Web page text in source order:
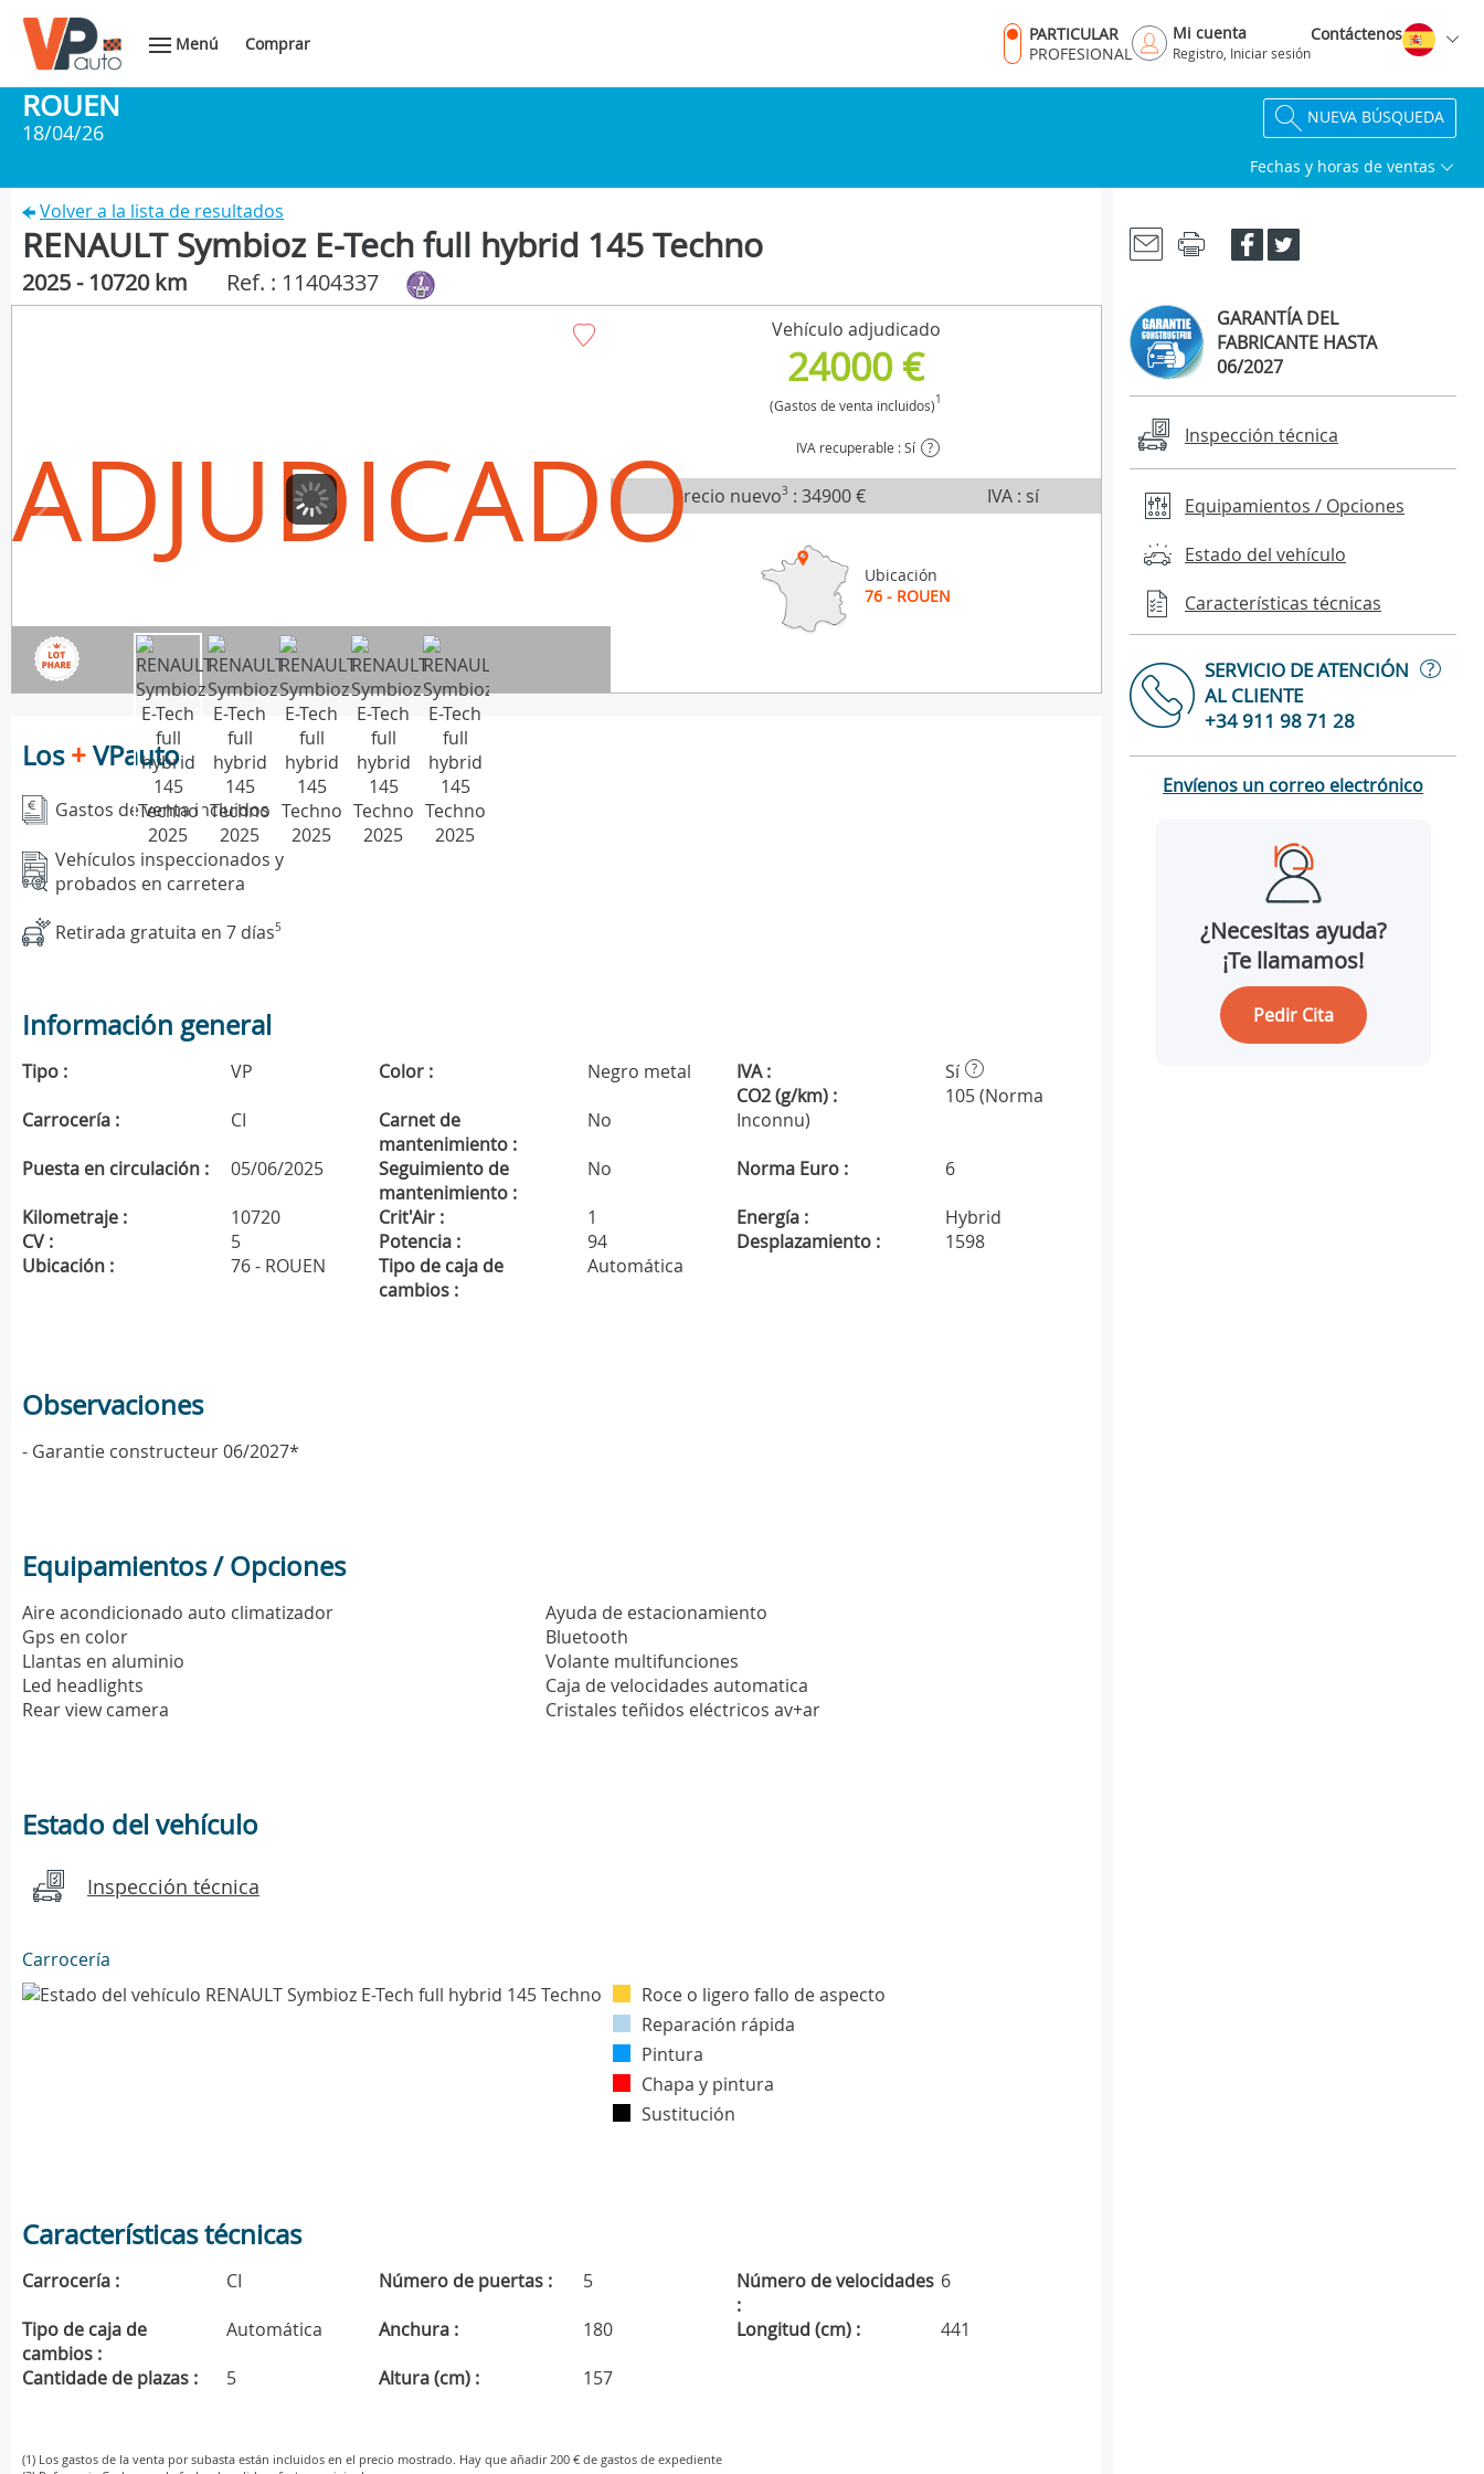
Menú Comprar
PARTICULAR
PROFESIONAL
Mi cuenta
Registro, Iniciar sesión
Contáctenos
ROUEN
18/04/26
NUEVA BÚSQUEDA
Fechas y horas de ventas
Volver a la lista de resultados
RENAULT Symbioz E-Tech full hybrid 145 Techno
2025 - 10720 km Ref. : 11404337
ADJUDICADO
Vehículo adjudicado
24000 €
(Gastos de venta incluidos)1
IVA recuperable : Sí ?
Precio nuevo3 :34900 € IVA : sí
Ubicación
76 - ROUEN
Los+VPauto
Gastos de venta incluidos
Vehículos inspeccionados y
probados en carretera
Retirada gratuita en 7 días5
Información general
Tipo : VP Color : Negro metal IVA : Sí ?
Carrocería : CI
Carnet de
mantenimiento :
No
CO2 (g/km) :
105 (Norma
Inconnu)
Puesta en circulación :
05/06/2025
Seguimiento de
mantenimiento :
No Norma Euro :
6
Kilometraje :
10720 Crit'Air : 1 Energía :
Hybrid
CV :
5 Potencia : 94 Desplazamiento :
1598
Ubicación :
76 - ROUEN
Tipo de caja de
cambios :
Automática
Observaciones
- Garantie constructeur 06/2027*
Equipamientos / Opciones
Aire acondicionado auto climatizador
Gps en color
Llantas en aluminio
Led headlights
Rear view camera
Ayuda de estacionamiento
Bluetooth
Volante multifunciones
Caja de velocidades automatica
Cristales teñidos eléctricos av+ar
Estado del vehículo
Inspección técnica
Carrocería
Roce o ligero fallo de aspecto
Reparación rápida
Pintura
Chapa y pintura
Sustitución
Características técnicas
Carrocería : CI Número de puertas : 5
Número de velocidades
:
6
Tipo de caja de
cambios :
Automática Anchura : 180 Longitud (cm) :
441
Cantidade de plazas :
5 Altura (cm) : 157
(1) Los gastos de la venta por subasta están incluidos en el precio mostrado. Hay que añadir 200 € de gastos de expediente
GARANTÍA DEL
FABRICANTE HASTA
06/2027
Inspección técnica
Equipamientos / Opciones
Estado del vehículo
Características técnicas
SERVICIO DE ATENCIÓN
AL CLIENTE
?
+34 911 98 71 28
Envíenos un correo electrónico
¿Necesitas ayuda?
¡Te llamamos!
Pedir Cita